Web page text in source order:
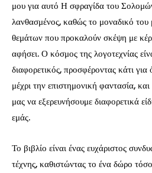
μου για αυτό Η σφραγίδα του
λανθασμένος, καθώς το μοναδικό του
θεμάτων που προκαλούν σκέψη με
αφήσει. Ο κόσμος της λογοτεχνίας
διαφορετικός, προσφέροντας κάτι
μέχρι την επιστημονική φαντασία,
μας να εξερευνήσουμε διαφορετικά
εμάς.
Το βιβλίο είναι ένας ευχάριστος
τέχνης, καθιστώντας το ένα δώρο